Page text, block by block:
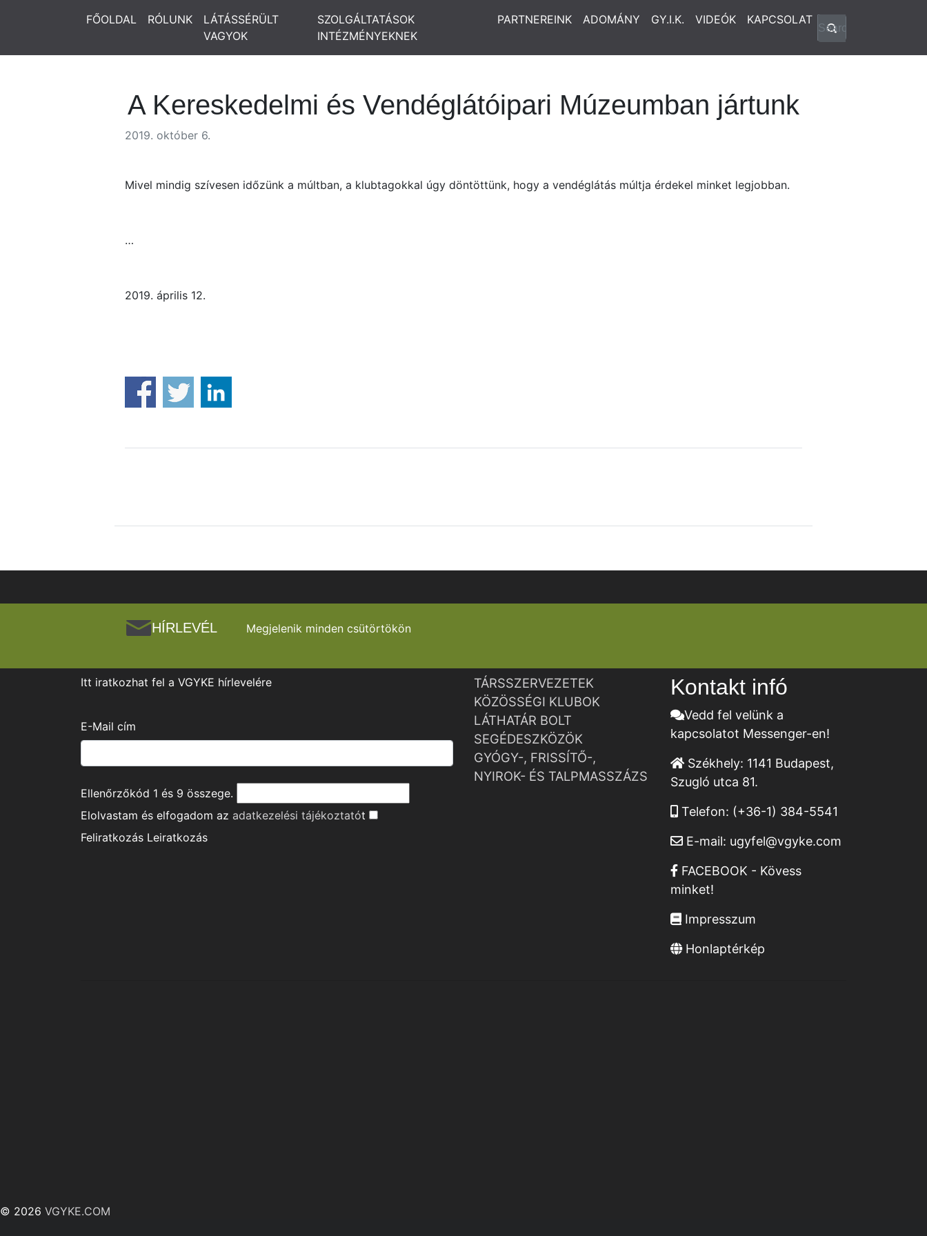
FŐOLDAL RÓLUNK
LÁTÁSSÉRÜLT
VAGYOK
SZOLGÁLTATÁSOK
INTÉZMÉNYEKNEK
PARTNEREINK ADOMÁNY GY.I.K. VIDEÓK KAPCSOLAT
A Kereskedelmi és Vendéglátóipari Múzeumban jártunk
2019. október 6.
Mivel mindig szívesen időzünk a múltban, a klubtagokkal úgy döntöttünk, hogy a vendéglátás múltja érdekel minket legjobban.
…
2019. április 12.
HÍRLEVÉL Megjelenik minden csütörtökön
Itt iratkozhat fel a VGYKE hírlevelére
E-Mail cím
Ellenőrzőkód 1 és 9 összege.
Elolvastam és elfogadom az adatkezelési tájékoztatót
Feliratkozás Leiratkozás
TÁRSSZERVEZETEK
KÖZÖSSÉGI KLUBOK
LÁTHATÁR BOLT
SEGÉDESZKÖZÖK
GYÓGY-, FRISSÍTŐ-,
NYIROK- ÉS TALPMASSZÁZS
Kontakt infó
Vedd fel velünk a
kapcsolatot Messenger-en!
Székhely: 1141 Budapest,
Szugló utca 81.
Telefon: (+36-1) 384-5541
E-mail: ugyfel@vgyke.com
FACEBOOK - Kövess
minket!
Impresszum
Honlaptérkép
© 2026 VGYKE.COM